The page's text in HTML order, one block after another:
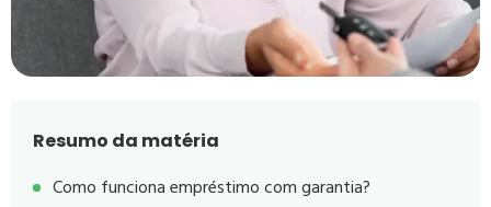
Resumo da matéria
Como funciona empréstimo com garantia?